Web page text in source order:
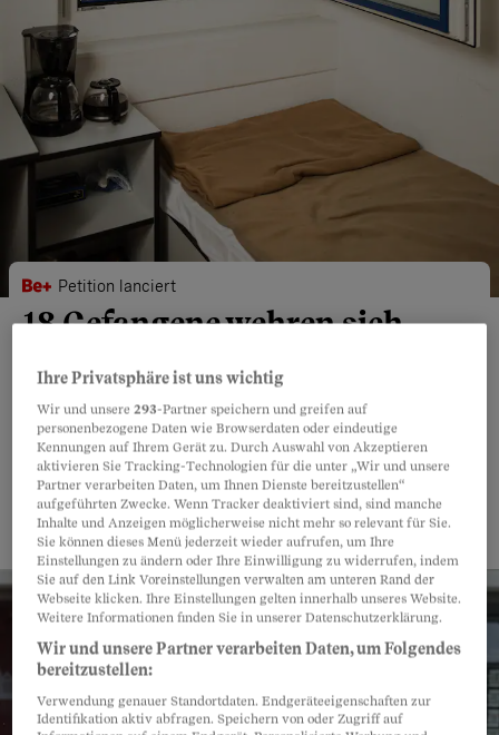
Petition lanciert
18 Gefangene wehren sich
gegen «Therapiezwang»
Ein früherer Amtsdirektor bezeichnet die umstrittene
Praxis im Gefängnis Pöschwies als «subtile Nötigung»,
ein Anwalt als «rechtsstaatlich bedenklich» und eine
Professorin als «Eingriff in die persönliche Freiheit».
Yves Demuth
Ihre Privatsphäre ist uns wichtig
Wir und unsere293-Partner speichern und greifen auf
personenbezogene Daten wie Browserdaten oder eindeutige
Kennungen auf Ihrem Gerät zu. Durch Auswahl von Akzeptieren
aktivieren Sie Tracking-Technologien für die unter „Wir und unsere
Partner verarbeiten Daten, um Ihnen Dienste bereitzustellen“
aufgeführten Zwecke. Wenn Tracker deaktiviert sind, sind manche
Inhalte und Anzeigen möglicherweise nicht mehr so relevant für Sie.
Sie können dieses Menü jederzeit wieder aufrufen, um Ihre
Einstellungen zu ändern oder Ihre Einwilligung zu widerrufen, indem
Sie auf den Link Voreinstellungen verwalten am unteren Rand der
Webseite klicken. Ihre Einstellungen gelten innerhalb unseres Website.
Weitere Informationen finden Sie in unserer Datenschutzerklärung.
Wir und unsere Partner verarbeiten Daten, um Folgendes
bereitzustellen:
Verwendung genauer Standortdaten. Endgeräteeigenschaften zur
Identifikation aktiv abfragen. Speichern von oder Zugriff auf